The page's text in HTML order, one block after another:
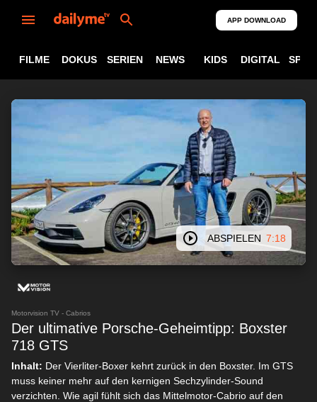
APP DOWNLOAD
FILME DOKUS SERIEN NEWS KIDS DIGITAL
ABSPIELEN 7:18
Motorvision TV - Cabrios
Der ultimative Porsche-Geheimtipp: Boxster
718 GTS
Inhalt: Der Vierliter-Boxer kehrt zurück in den Boxster. Im GTS
muss keiner mehr auf den kernigen Sechzylinder-Sound
verzichten. Wie agil fühlt sich das Mittelmotor-Cabrio auf den